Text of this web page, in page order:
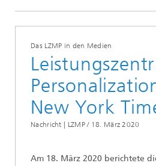
Das LZMP in den Medien
New York
Nachricht | LZMP / 18. März 2020
Am 18. März 2020 berichtete